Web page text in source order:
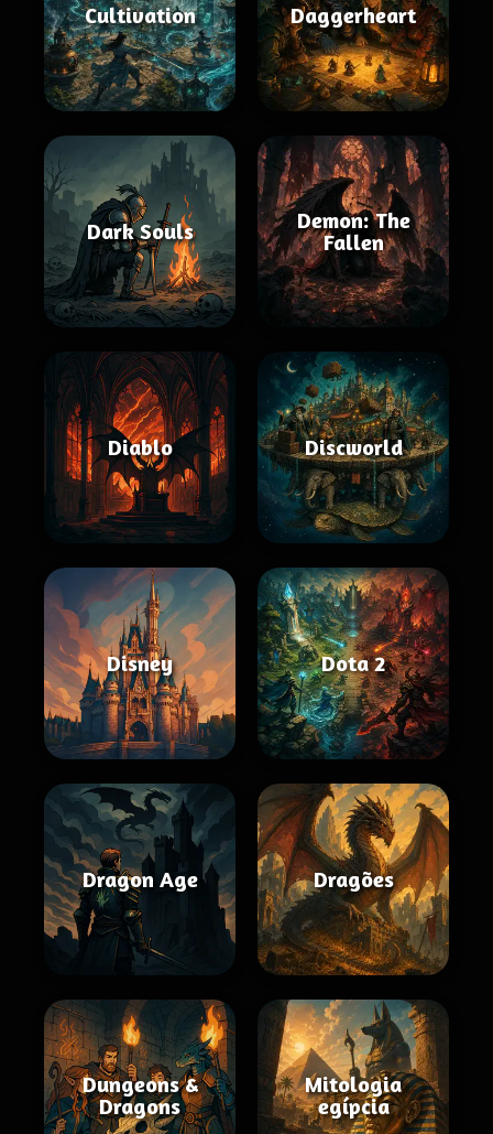
Cultivation Daggerheart
Dark Souls
Demon: The
Fallen
Diablo Discworld
Disney Dota 2
Dragon Age Dragões
Dungeons &
Dragons
Mitologia
egípcia